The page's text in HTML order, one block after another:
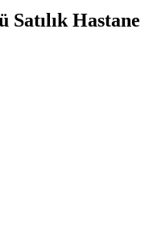
Satılık Hastane